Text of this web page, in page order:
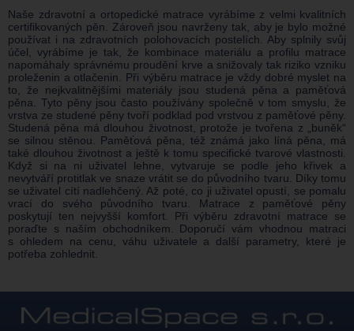
Naše zdravotní a ortopedické matrace vyrábíme z velmi kvalitních
certifikovaných pěn. Zároveň jsou navrženy tak, aby je bylo možné
používat i na zdravotních polohovacích postelích. Aby splnily svůj
účel, vyrábíme je tak, že kombinace materiálu a profilu matrace
napomáhaly správnému proudění krve a snižovaly tak riziko vzniku
proleženin a otlačenin. Při výběru matrace je vždy dobré myslet na
to, že nejkvalitnějšími materiály jsou studená pěna a paměťová
pěna. Tyto pěny jsou často používány společně v tom smyslu, že
vrstva ze studené pěny tvoří podklad pod vrstvou z paměťové pěny.
Studená pěna má dlouhou životnost, protože je tvořena z „buněk“
se silnou stěnou. Paměťová pěna, též známá jako líná pěna, má
také dlouhou životnost a ještě k tomu specifické tvarové vlastnosti.
Když si na ni uživatel lehne, vytvaruje se podle jeho křivek a
nevytváří protitlak ve snaze vrátit se do původního tvaru. Díky tomu
se uživatel cítí nadlehčený. Až poté, co ji uživatel opustí, se pomalu
vrací do svého původního tvaru. Matrace z paměťové pěny
poskytují ten nejvyšší komfort. Při výběru zdravotní matrace se
poraďte s naším obchodníkem. Doporučí vám vhodnou matraci
s ohledem na cenu, váhu uživatele a další parametry, které je
potřeba zohlednit.